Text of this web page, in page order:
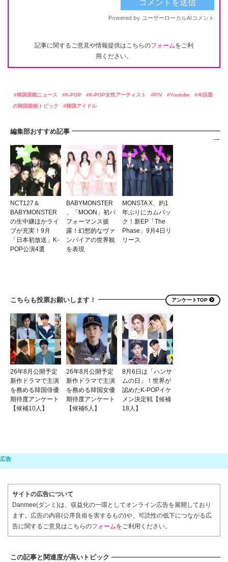
記事に関するご意見や情報提供はこちらのフォームをご利
用ください。
韓国芸能ニュース K-POP K-POP女性アーティスト P/V Youtube
今話題
の韓国芸能トピック
韓国アイドル
編集部おすすめ記事
NCT127＆
BABYMONSTER
の生中継ほかライ
ブが充実！9月
「日本初放送」K-
POP公演4選
BABYMONSTER
、「MOON」初パ
フォーマンス披
露！幻想的なヴァ
ンパイアの世界観
を表現
MONSTA X、約1
年ぶりにカムバッ
ク！新EP「The
Phase」9月4日リ
リース
こちらも投票お願いします！ アンケートTOP
26年8月公開予定
新作ドラマで主演
を務める韓国俳優
期待度アンケート
【候補10人】
26年8月公開予定
新作ドラマで主演
を務める韓国女優
期待度アンケート
【候補6人】
8月6日は「ハンサ
ムの日」！世界が
認めたK-POPイケ
メン決定戦【候補
18人】
サイトの広告について
Danmee(ダンミ)は、収益化の一環としてオンライン広告を展開しており
ます。広告の内容(公序良俗を害するもの)や、可読性の低下につながる広
告に関するご意見はこちらのフォームをご利用ください。
この記事と関連度が高いトピック